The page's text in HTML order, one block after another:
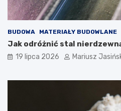
BUDOWA MATERIAŁY BUDOWLANE
Jak odróżnić stal
19 lipca 2026 Mariusz